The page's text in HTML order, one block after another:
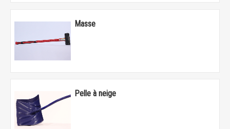
Masse
Pelle à neige